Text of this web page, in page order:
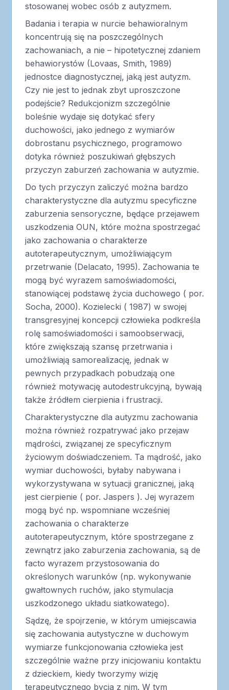
stosowanej wobec osób z autyzmem.
Badania i terapia w nurcie behawioralnym
koncentrują się na poszczególnych
zachowaniach, a nie – hipotetycznej zdaniem
behawiorystów (Lovaas, Smith, 1989)
jednostce diagnostycznej, jaką jest autyzm.
Czy nie jest to jednak zbyt uproszczone
podejście? Redukcjonizm szczególnie
boleśnie wydaje się dotykać sfery
duchowości, jako jednego z wymiarów
dobrostanu psychicznego, programowo
dotyka również poszukiwań głębszych
przyczyn zaburzeń zachowania w autyzmie.
Do tych przyczyn zaliczyć można bardzo
charakterystyczne dla autyzmu specyficzne
zaburzenia sensoryczne, będące przejawem
uszkodzenia OUN, które można spostrzegać
jako zachowania o charakterze
autoterapeutycznym, umożliwiającym
przetrwanie (Delacato, 1995). Zachowania te
mogą być wyrazem samoświadomości,
stanowiącej podstawę życia duchowego ( por.
Socha, 2000). Kozielecki ( 1987) w swojej
transgresyjnej koncepcji człowieka podkreśla
rolę samoświadomości i samoobserwacji,
które zwiększają szansę przetrwania i
umożliwiają samorealizację, jednak w
pewnych przypadkach pobudzają one
również motywację autodestrukcyjną, bywają
także źródłem cierpienia i frustracji.
Charakterystyczne dla autyzmu zachowania
można również rozpatrywać jako przejaw
mądrości, związanej ze specyficznym
życiowym doświadczeniem. Ta mądrość, jako
wymiar duchowości, byłaby nabywana i
wykorzystywana w sytuacji granicznej, jaką
jest cierpienie ( por. Jaspers ). Jej wyrazem
mogą być np. wspomniane wcześniej
zachowania o charakterze
autoterapeutycznym, które spostrzegane z
zewnątrz jako zaburzenia zachowania, są de
facto wyrazem przystosowania do
określonych warunków (np. wykonywanie
gwałtownych ruchów, jako stymulacja
uszkodzonego układu siatkowatego).
Sądzę, że spojrzenie, w którym umiejscawia
się zachowania autystyczne w duchowym
wymiarze funkcjonowania człowieka jest
szczególnie ważne przy inicjowaniu kontaktu
z dzieckiem, kiedy tworzymy wizję
terapeutycznego bycia z nim. W tym